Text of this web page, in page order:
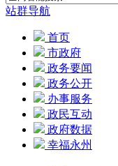
站群导航
首页
市政府
政务要闻
政务公开
办事服务
政民互动
政府数据
幸福永州